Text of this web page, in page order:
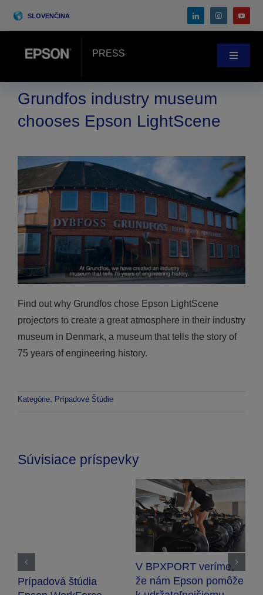
SLOVENČINA
PRESS
Toggle
Prípadové štúdie
Podujatia
Search
for:
Grundfos industry museum
chooses Epson LightScene
Find out why Grundfos chose Epson LightScene
projectors to create a great atmosphere in their industry
museum in Denmark, a museum that tells the story of
75 years of engineering history.
Kategórie: Prípadové Štúdie
Súvisiace príspevky
Prípadová štúdia
V BPXPORT veríme,
že nám Epson pomôže